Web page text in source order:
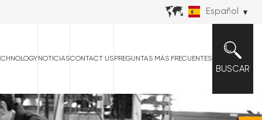
Español
BUSCAR
NOTICIASCONTACT US PREGUNTAS MÁS FRECUENTES